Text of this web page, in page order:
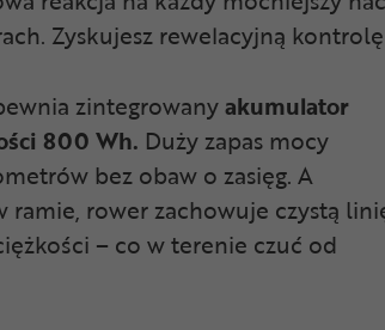
Zyskujesz rewelacyjną
zintegrowanyakumulator
800 Wh. Duży zapas mocy
bez obaw o zasięg. A
ramie, rower zachowuje czystą
– co w terenie czuć od